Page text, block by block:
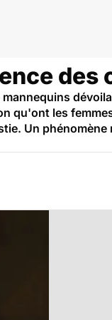
des
qu'ont les
Un phénomène